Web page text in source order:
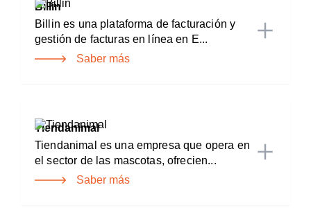
Billin
Billin es una plataforma de facturación y
gestión de facturas en línea en E...
Saber más
Tiendanimal
Tiendanimal es una empresa que opera en
el sector de las mascotas, ofrecien...
Saber más